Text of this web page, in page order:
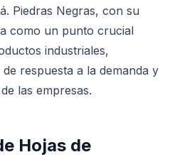
Piedras Negras, con su
como un punto crucial
industriales,
respuesta a la demanda y
las empresas.
Hojas de